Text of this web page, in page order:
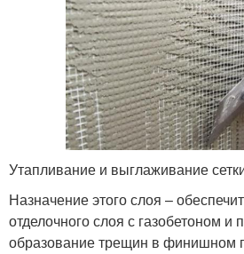
Утапливание и выглаживание
Назначение этого слоя –
отделочного слоя с газобетоном и
образование трещин в финишном